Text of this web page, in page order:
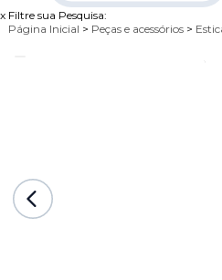
x Filtre sua Pesquisa:
Página Inicial > Peças e acessórios >